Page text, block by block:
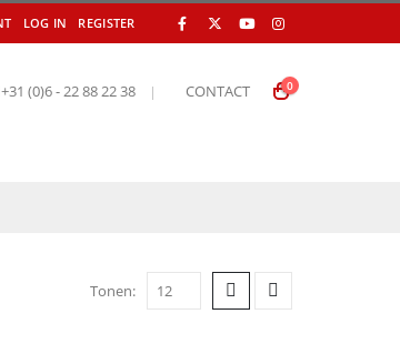
LOG IN REGISTER
+31 (0)6 - 22 88 22 38 | CONTACT 0
Tonen: